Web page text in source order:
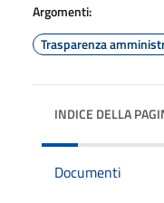
Argomenti:
Trasparenza
INDICE DELLA
Documenti